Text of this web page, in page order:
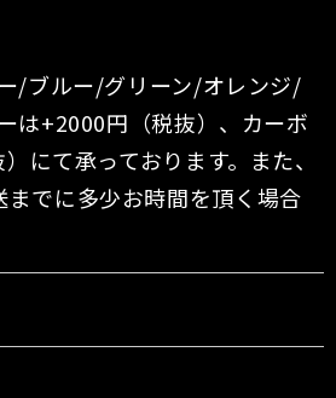
/ブルー/グリーン/オレンジ/
は+2000円（税抜）、カーボ
にて承っております。また、
でに多少お時間を頂く場合